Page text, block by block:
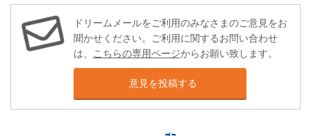
ドリームメールをご利用のみなさまのご意見をお
聞かせください。ご利用に関するお問い合わせ
は、 こちらの専用ページからお願い致します。
意見を投稿する